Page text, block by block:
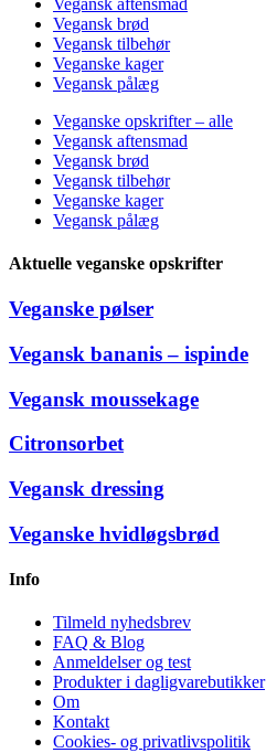
Vegansk brød
Vegansk tilbehør
Veganske kager
Vegansk pålæg
Veganske opskrifter – alle
Vegansk aftensmad
Vegansk brød
Vegansk tilbehør
Veganske kager
Vegansk pålæg
Aktuelle veganske opskrifter
Veganske pølser
Vegansk bananis – ispinde
Vegansk moussekage
Citronsorbet
Vegansk dressing
Veganske hvidløgsbrød
Info
Tilmeld nyhedsbrev
FAQ & Blog
Anmeldelser og test
Produkter i dagligvarebutikker
Om
Kontakt
Cookies- og privatlivspolitik